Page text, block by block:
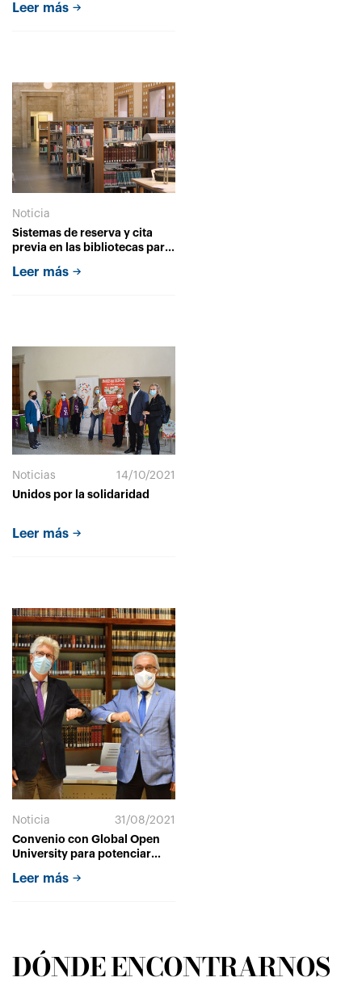
Leer más
Noticia
Sistemas de reserva y cita
previa en las bibliotecas para
Leer más
Noticias
14/10/2021
Unidos por la solidaridad
Leer más
Noticia
31/08/2021
Convenio con Global Open
University para potenciar
Leer más
DÓNDE ENCONTRARNOS